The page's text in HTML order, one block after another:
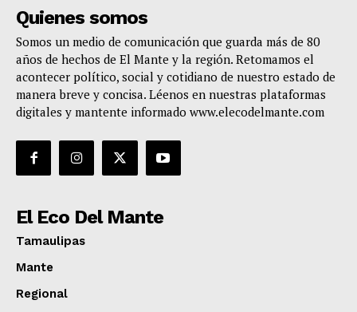
Quienes somos
Somos un medio de comunicación que guarda más de 80
años de hechos de El Mante y la región. Retomamos el
acontecer político, social y cotidiano de nuestro estado de
manera breve y concisa. Léenos en nuestras plataformas
digitales y mantente informado www.elecodelmante.com
El Eco Del Mante
Tamaulipas
Mante
Regional